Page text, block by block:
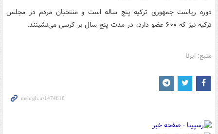
دوره ریاست جمهوری ترکیه پنج ساله است و منتخبان مردم در مجلس
ترکیه نیز که ۶۰۰ عضو دارد، در مدت پنج سال بر کرسی می‌نشینند.
منبع: ایرنا